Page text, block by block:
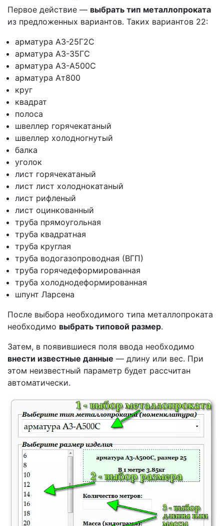
Первое действие — выбрать тип металлопроката
из предложенных вариантов. Таких вариантов 22:
арматура А3-25Г2С
арматура А3-35ГС
арматура А3-А500С
арматура Ат800
круг
квадрат
полоса
швеллер горячекатаный
швеллер холодногнутый
балка
уголок
лист горячекатаный
лист лист холоднокатаный
лист рифленый
лист оцинкованный
труба прямоугольная
труба квадратная
труба круглая
труба водогазопроводная (ВГП)
труба горячедеформированная
труба холоднодеформированная
шпунт Ларсена
После выбора необходимого типа металлопроката
необходимо выбрать типовой размер.
Затем, в появившиеся поля ввода необходимо
внести известные данные — длину или вес. При
этом неизвестный параметр будет рассчитан
автоматически.